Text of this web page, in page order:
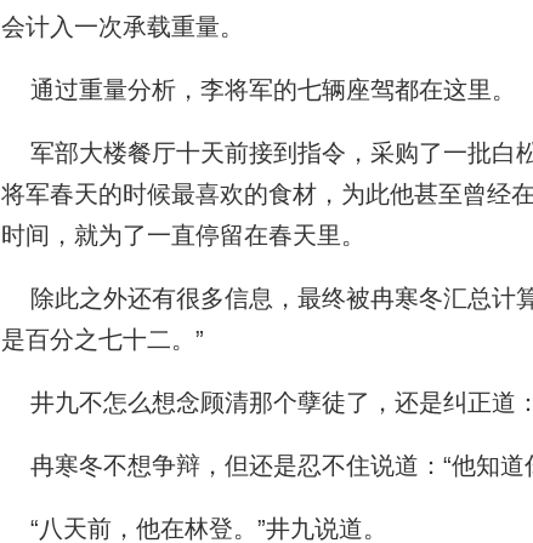
会计入一次承载重量。
通过重量分析，李将军的七辆座驾都在这里。
军部大楼餐厅十天前接到指令，采购了一批白
将军春天的时候最喜欢的食材，为此他甚至曾经
时间，就为了一直停留在春天里。
除此之外还有很多信息，最终被冉寒冬汇总计
是百分之七十二。”
井九不怎么想念顾清那个孽徒了，还是纠正道
冉寒冬不想争辩，但还是忍不住说道：“他知道
“八天前，他在林登。”井九说道。